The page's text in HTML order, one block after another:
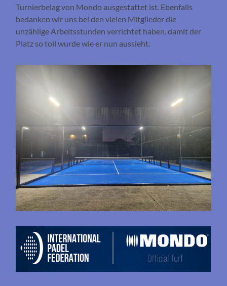
Turnierbelag von Mondo ausgestattet ist. Ebenfalls
bedanken wir uns bei den vielen Mitglieder die
unzählige Arbeitsstunden verrichtet haben, damit der
Platz so toll wurde wie er nun aussieht.